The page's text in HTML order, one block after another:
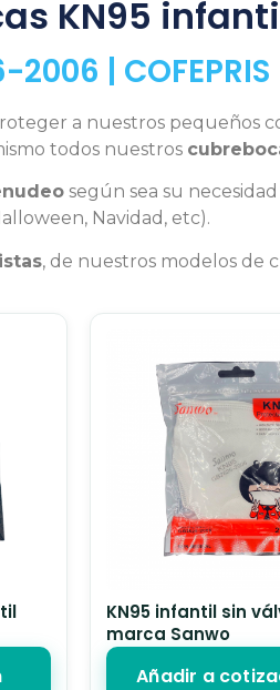
KN95
2006 | COFEPRIS
a nuestros pequeños
todos nuestros
según sea su
Navidad, etc).
, de nuestros modelos de
KN95 infantil sin
marca Sanwo
Añadir a